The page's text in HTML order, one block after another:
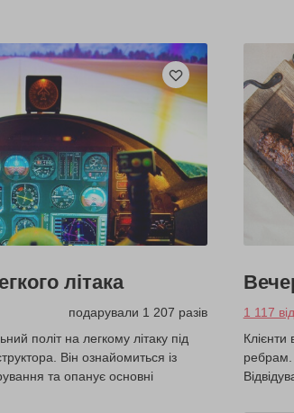
літака
подарували 1 207 разів
політ на легкому літаку під
Він ознайомиться із
та опанує основні
1 117
ребрам.